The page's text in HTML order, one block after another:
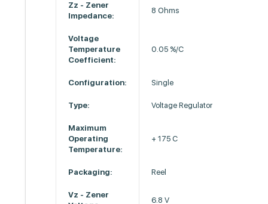
Zz - Zener
Impedance:
8 Ohms
Voltage
Temperature
Coefficient:
0.05 %/C
Configuration: Single
Type: Voltage Regulator
Maximum
Operating
Temperature:
+ 175 C
Packaging: Reel
Vz - Zener
6.8 V